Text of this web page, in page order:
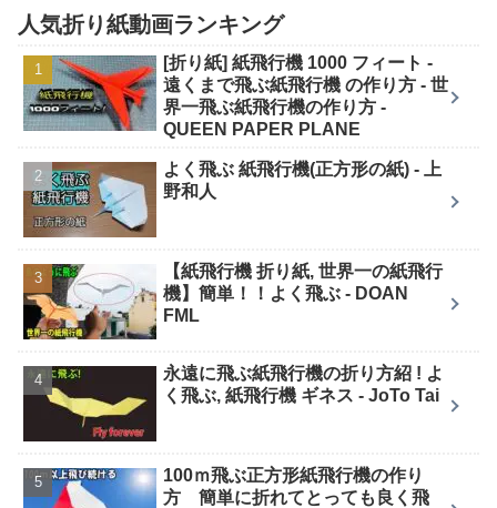
人気折り紙動画ランキング
[折り紙] 紙飛行機 1000 フィート -
遠くまで飛ぶ紙飛行機 の作り方 - 世
界一飛ぶ紙飛行機の作り方 -
QUEEN PAPER PLANE
よく飛ぶ 紙飛行機(正方形の紙) - 上
野和人
【紙飛行機 折り紙, 世界一の紙飛行
機】簡単！！よく飛ぶ - DOAN
FML
永遠に飛ぶ紙飛行機の折り方紹 ! よ
く飛ぶ, 紙飛行機 ギネス - JoTo Tai
100ｍ飛ぶ正方形紙飛行機の作り
方 簡単に折れてとっても良く飛